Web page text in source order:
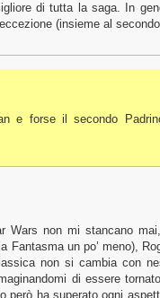
di tutta la saga. In
(insieme al
e forse il secondo
Wars non mi stancano
Fantasma un po’ meno),
non si cambia con
di essere
ha superato ogni